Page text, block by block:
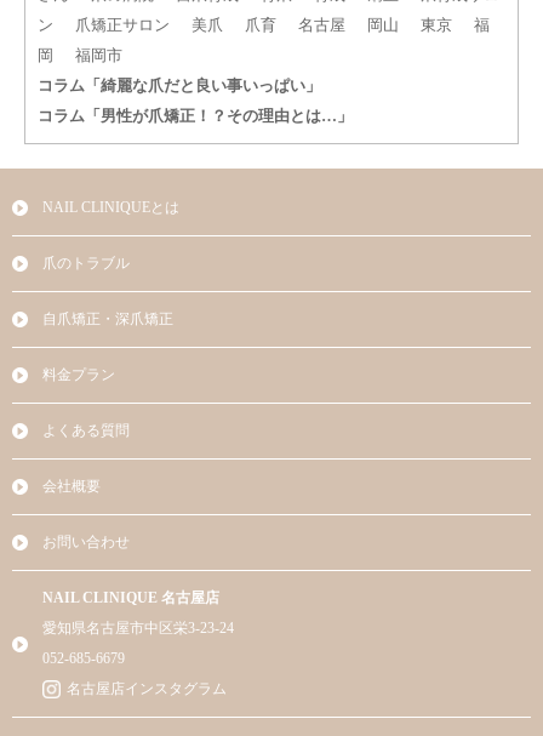
ン
爪矯正サロン 美爪 爪育 名古屋 岡山 東京
福
岡
福岡市
コラム「綺麗な爪だと良い事いっぱい」
コラム「男性が爪矯正！？その理由とは…」
NAIL CLINIQUEとは
爪のトラブル
自爪矯正・深爪矯正
料金プラン
よくある質問
会社概要
お問い合わせ
NAIL CLINIQUE 名古屋店
愛知県名古屋市中区栄3-23-24
052-685-6679
名古屋店インスタグラム